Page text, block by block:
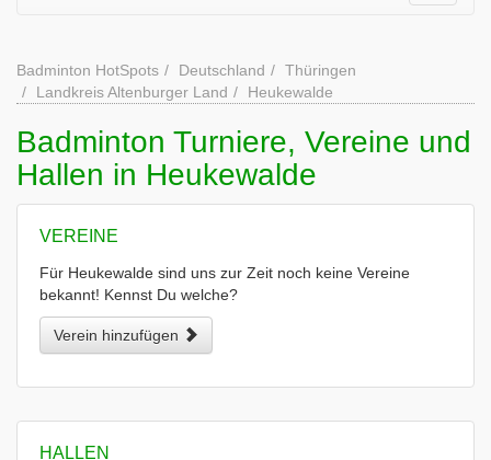
Badminton HotSpots Deutschland
Thüringen
Landkreis Altenburger Land
Heukewalde
Badminton Turniere, Vereine und
Hallen in Heukewalde
VEREINE
Für Heukewalde sind uns zur Zeit noch keine Vereine
bekannt! Kennst Du welche?
Verein hinzufügen
HALLEN